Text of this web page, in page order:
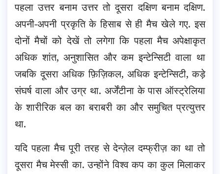
पहला उत्तर बनाम उत्तर तो दूसरा दक्षिण बनाम दक्षिण.
अपनी-अपनी प्रकृति के हिसाब से ही मैच खेले गए. इस
दोनों मैचों को देखें तो लगेगा कि पहला मैच अपेक्षाकृत
अधिक शांत, अनुशासित और कम इन्टेन्सिटी वाला था
जबकि दूसरा अधिक फ़िज़िकल, अधिक इन्टेन्सिटी, कड़े
संघर्ष वाला और उग्र था. अर्जेंटीना के पास ऑस्ट्रेलिया
के शारीरिक बल का बराबरी का और समुचित प्रत्युत्तर
था.
यदि पहला मैच पूरी तरह से देन्ज़ेल दम्फ्रीज़ का था तो
दूसरा मैच मेस्सी का. उन्होंने विश्व कप का कुल मिलाकर